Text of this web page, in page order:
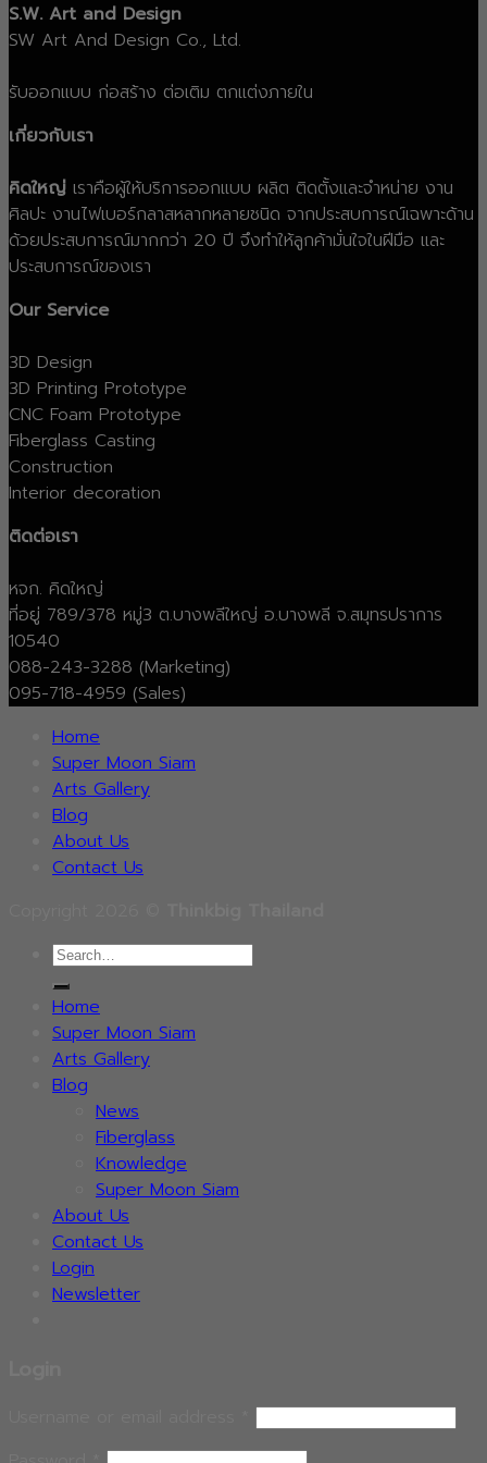
S.W. Art and Design
SW Art And Design Co., Ltd.
รับออกแบบ ก่อสร้าง ต่อเติม ตกแต่งภายใน
เกี่ยวกับเรา
คิดใหญ่ เราคือผู้ให้บริการออกแบบ ผลิต ติดตั้งและจำหน่าย งาน
ศิลปะ งานไฟเบอร์กลาสหลากหลายชนิด จากประสบการณ์เฉพาะด้าน
ด้วยประสบการณ์มากกว่า 20 ปี จึงทำให้ลูกค้ามั่นใจในฝีมือ และ
ประสบการณ์ของเรา
Our Service
3D Design
3D Printing Prototype
CNC Foam Prototype
Fiberglass Casting
Construction
Interior decoration
ติดต่อเรา
หจก. คิดใหญ่
ที่อยู่ 789/378 หมู่3 ต.บางพลีใหญ่ อ.บางพลี จ.สมุทรปราการ
10540
088-243-3288 (Marketing)
095-718-4959 (Sales)
Home
Super Moon Siam
Arts Gallery
Blog
About Us
Contact Us
Search
for:
Home
Super Moon Siam
Arts Gallery
Blog
News
Fiberglass
Knowledge
Super Moon Siam
About Us
Contact Us
Login
Newsletter